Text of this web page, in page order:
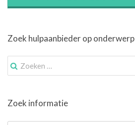
Zoek hulpaanbieder op onderwerp
Zoek
naar:
Zoek informatie